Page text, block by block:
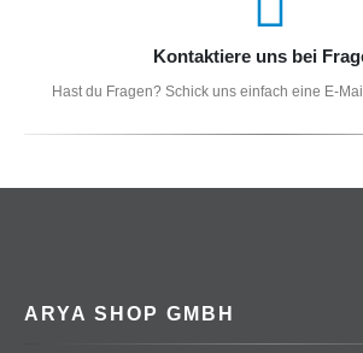
Kontaktiere uns bei
Hast du Fragen? Schick uns einfach eine E-
ARYA SHOP GMBH